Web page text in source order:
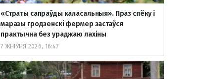
«Страты сапраўды каласальныя». Праз спёку і
маразы гродзенскі фермер застаўся
практычна без ураджаю лахіны
7 ЖНІЎНЯ 2026, 16:47